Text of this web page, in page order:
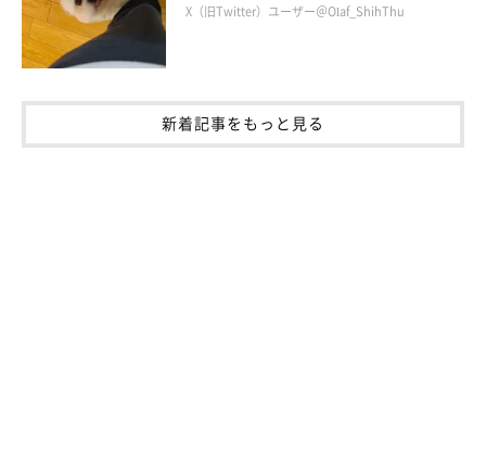
X（旧Twitter）ユーザー＠Olaf_ShihThu
新着記事をもっと見る